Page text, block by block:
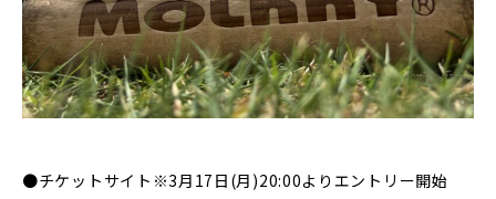
●チケットサイト※3月17日(月)20:00よりエントリー開始